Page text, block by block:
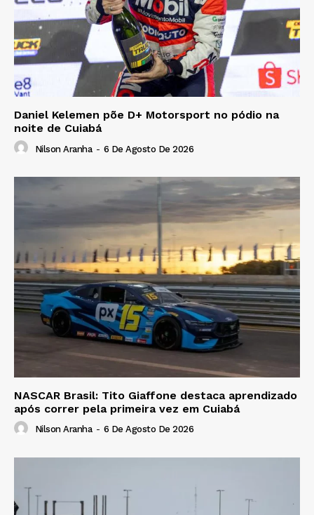
Daniel Kelemen põe D+ Motorsport no pódio na
noite de Cuiabá
Nilson Aranha - 6 De Agosto De 2026
NASCAR Brasil: Tito Giaffone destaca aprendizado
após correr pela primeira vez em Cuiabá
Nilson Aranha - 6 De Agosto De 2026